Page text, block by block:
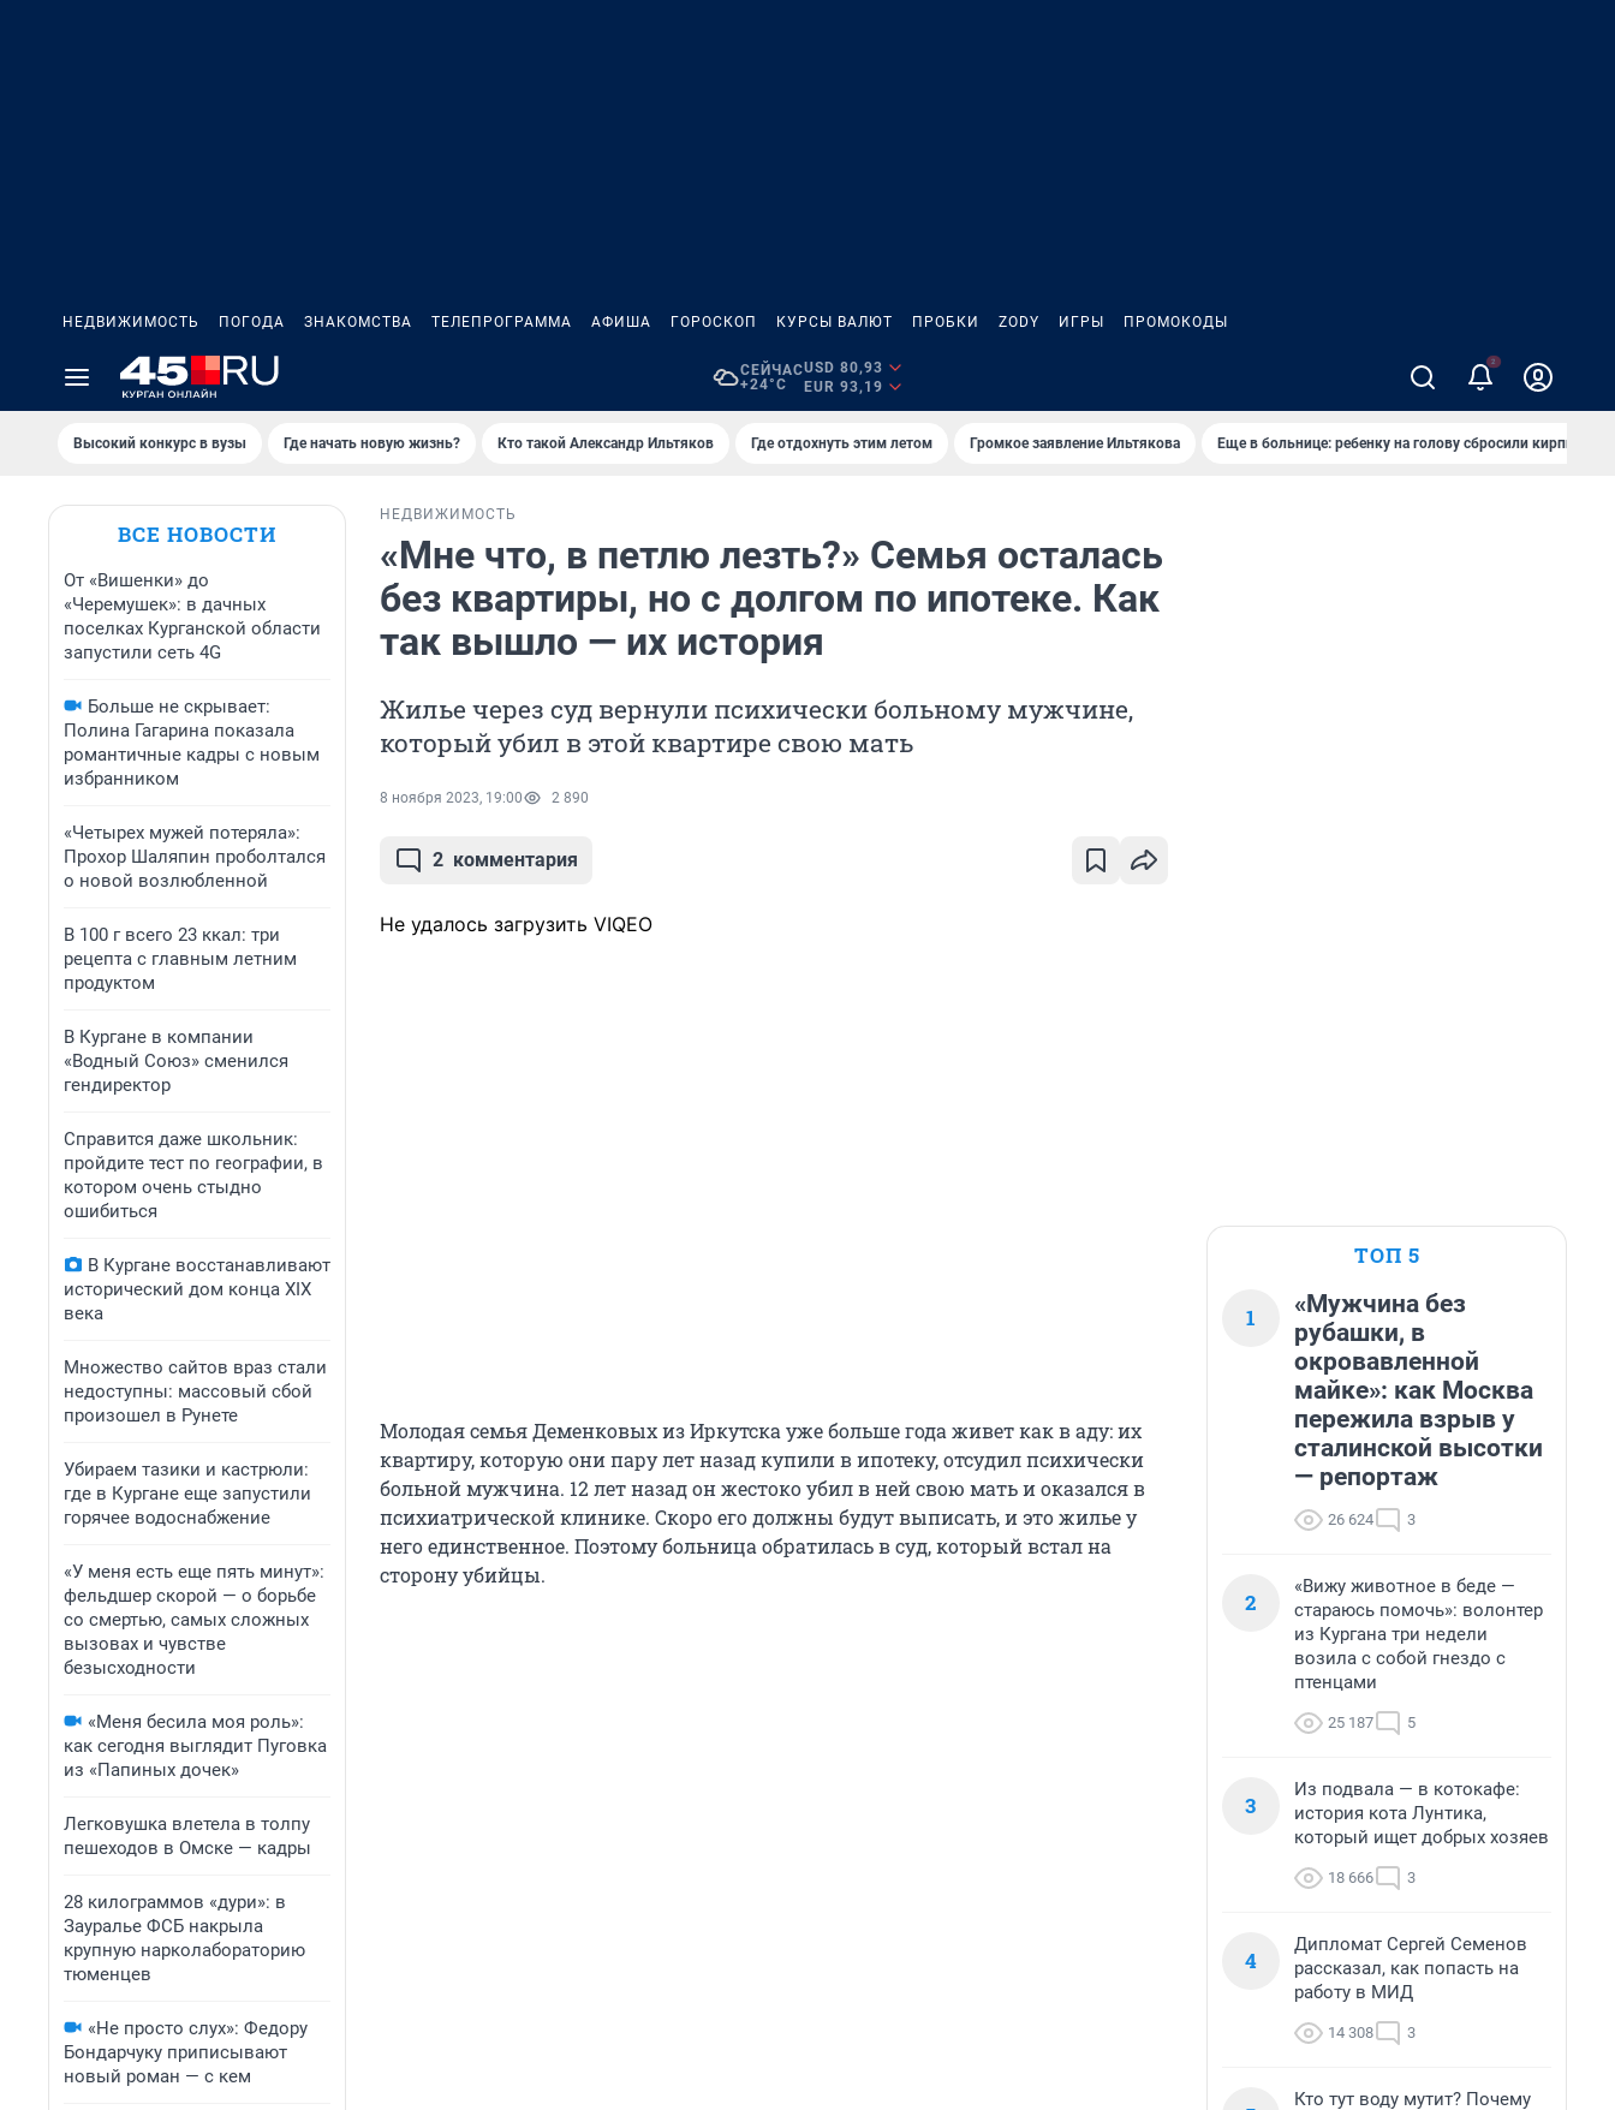
НЕДВИЖИМОСТЬ ПОГОДА ЗНАКОМСТВА ТЕЛЕПРОГРАММА АФИША ГОРОСКОП КУРСЫ ВАЛЮТ ПРОБКИ ZODY ИГРЫ ПРОМОКОДЫ
СЕЙЧАС
+24°C
USD 80,93
EUR 93,19
2
Высокий конкурс в вузы Где начать новую жизнь? Кто такой Александр Ильтяков Где отдохнуть этим летом Громкое заявление Ильтякова Еще в больнице: ребенку на голову сбросили кирпич
ВСЕ НОВОСТИ
От «Вишенки» до
«Черемушек»: в дачных
поселках Курганской области
запустили сеть 4G
Больше не скрывает:
Полина Гагарина показала
романтичные кадры с новым
избранником
«Четырех мужей потеряла»:
Прохор Шаляпин проболтался
о новой возлюбленной
В 100 г всего 23 ккал: три
рецепта с главным летним
продуктом
В Кургане в компании
«Водный Союз» сменился
гендиректор
Справится даже школьник:
пройдите тест по географии, в
котором очень стыдно
ошибиться
В Кургане восстанавливают
исторический дом конца XIX
века
Множество сайтов враз стали
недоступны: массовый сбой
произошел в Рунете
Убираем тазики и кастрюли:
где в Кургане еще запустили
горячее водоснабжение
«У меня есть еще пять минут»:
фельдшер скорой — о борьбе
со смертью, самых сложных
вызовах и чувстве
безысходности
«Меня бесила моя роль»:
как сегодня выглядит Пуговка
из «Папиных дочек»
Легковушка влетела в толпу
пешеходов в Омске — кадры
28 килограммов «дури»: в
Зауралье ФСБ накрыла
крупную нарколабораторию
тюменцев
«Не просто слух»: Федору
Бондарчуку приписывают
новый роман — с кем
НЕДВИЖИМОСТЬ
«Мне что, в петлю лезть?» Семья осталась
без квартиры, но с долгом по ипотеке. Как
так вышло — их история
Жилье через суд вернули психически больному мужчине,
который убил в этой квартире свою мать
8 ноября 2023, 19:00 2 890
2 комментария
Не удалось загрузить VIQEO
Молодая семья Деменковых из Иркутска уже больше года живет как в аду: их
квартиру, которую они пару лет назад купили в ипотеку, отсудил психически
больной мужчина. 12 лет назад он жестоко убил в ней свою мать и оказался в
психиатрической клинике. Скоро его должны будут выписать, и это жилье у
него единственное. Поэтому больница обратилась в суд, который встал на
сторону убийцы.
ТОП 5
1
«Мужчина без
рубашки, в
окровавленной
майке»: как Москва
пережила взрыв у
сталинской высотки
— репортаж
26 624 3
2
«Вижу животное в беде —
стараюсь помочь»: волонтер
из Кургана три недели
возила с собой гнездо с
птенцами
25 187 5
3
Из подвала — в котокафе:
история кота Лунтика,
который ищет добрых хозяев
18 666 3
4
Дипломат Сергей Семенов
рассказал, как попасть на
работу в МИД
14 308 3
Кто тут воду мутит? Почему